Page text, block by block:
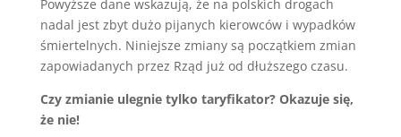
Powyższe dane wskazują, że na polskich drogach
nadal jest zbyt dużo pijanych kierowców i wypadków
śmiertelnych. Niniejsze zmiany są początkiem zmian
zapowiadanych przez Rząd już od dłuższego czasu.
Czy zmianie ulegnie tylko taryfikator? Okazuje się,
że nie!